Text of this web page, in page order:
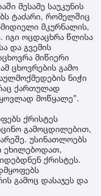
მესამე საუკუნის
ტაძარი, რომელშიც
მკურნალის,
იგი ოცდაცხრა წლისა
და გვემის
მიწიერი
ცხოვრების გამო
ნიჭი
ქართულად
მოწყალე”.
ქრისტეს
გამოცდილებით,
უსინათლოებს
ეხილებოდათ,
ქრისტეს.
გამოც დასაჯეს და